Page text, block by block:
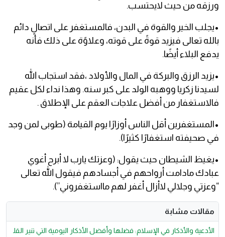
ورزقه من حيث لايحتسب.
•يجلب الخير والقوة في البدن، فالمستغفر على اتصالٍ دائم
بالله تعالى فيزيد قوةً على قوته، وعلاوًة على ذلك فأنه
يدفع البلاء أيضًا.
•يزيد الرزق والبركة في المال والأولاد ،فقد استجاب الله
لسيدنا زكريا ووهبه الولد على كبر سنه. وهذا نداء لكل عقيم
فالاستغفار من أفضل علاجات العقم على الإطلاق .
•المستغفرين أقل الناس أوزارًا يوم القيامة (طوبى لمن وجد
في صحيفته استغفارًا كثيرًا).
•يغيظ الشيطان حيث يقول: (وعزتك يارب لا أبرح أغوي
عبادك مادامت أرواحهم في أجسادهم فيقول الله تعالى
“وعزتي وجلالي لاأزال أغفر لهم مااستغفروني”).
مقالات مشابة
الأدعية والأذكار في الإسلام: فضلها وأفضل الأذكار اليومية التي تنير القل